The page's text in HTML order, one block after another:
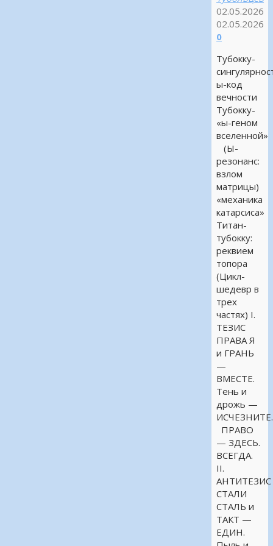
02.05.2026
02.05.2026
0
Тубокку-
ы-код
вечности
Тубокку-
«ы-геном
вселенной»
(Ы-
резонанс:
взлом
матрицы)
«механика
катарсиса»
Титан-
тубокку:
реквием
топора
(Цикл-
шедевр в
трех
частях) I.
ТЕЗИС
ПРАВА Я
и ГРАНЬ
—
ВМЕСТЕ.
Тень и
дрожь —
ИСЧЕЗНИТЕ.
ПРАВО
— ЗДЕСЬ.
ВСЕГДА.
II.
АНТИТЕЗИС
СТАЛИ
СТАЛЬ и
ТАКТ —
ЕДИН.